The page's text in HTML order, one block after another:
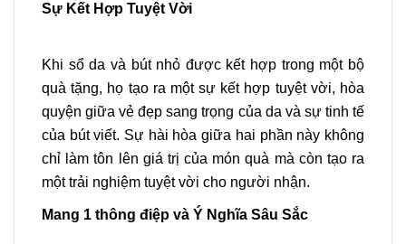
Sự Kết Hợp Tuyệt Vời
Khi sổ da và bút nhỏ được kết hợp trong một bộ
quà tặng, họ tạo ra một sự kết hợp tuyệt vời, hòa
quyện giữa vẻ đẹp sang trọng của da và sự tinh tế
của bút viết. Sự hài hòa giữa hai phần này không
chỉ làm tôn lên giá trị của món quà mà còn tạo ra
một trải nghiệm tuyệt vời cho người nhận.
Mang 1 thông điệp và Ý Nghĩa Sâu Sắc